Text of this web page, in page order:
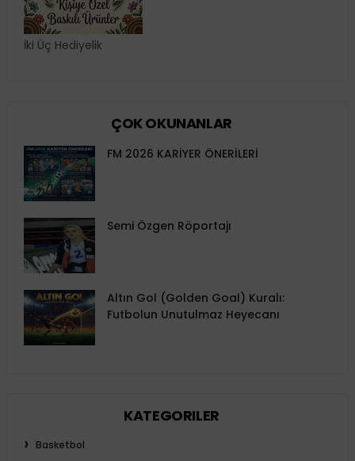
İki Üç Hediyelik
ÇOK OKUNANLAR
FM 2026 KARİYER ÖNERİLERİ
Semi Özgen Röportajı
Altın Gol (Golden Goal) Kuralı:
Futbolun Unutulmaz Heyecanı
KATEGORILER
Basketbol